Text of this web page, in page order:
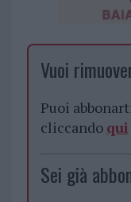
Vuoi
Puoi
cliccando qui
Sei già